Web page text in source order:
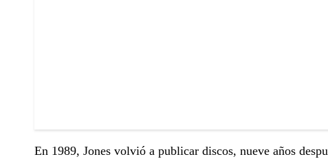
En 1989, Jones volvió a publicar discos, nueve años